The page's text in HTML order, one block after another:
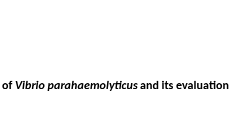
of Vibrio parahaemolyticusand its evaluation